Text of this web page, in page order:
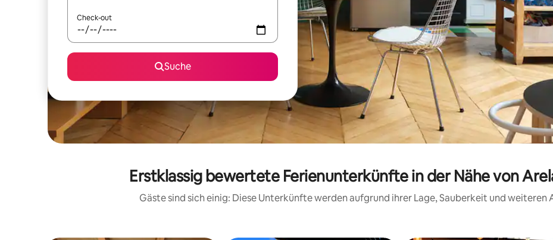
Check-out
Suche
Erstklassig bewertete Ferienunterkünfte in der Nähe von
Gäste sind sich einig: Diese Unterkünfte werden aufgrund ihrer Lage, Sauberkeit und